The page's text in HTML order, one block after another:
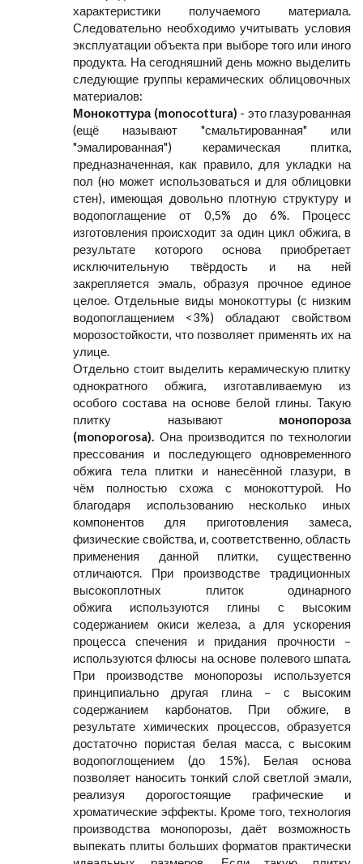
характеристики получаемого материала.
Следовательно необходимо учитывать условия
эксплуатации объекта при выборе того или иного
продукта. На сегодняшний день можно выделить
следующие группы керамических облицовочных
материалов:
Монокоттура (monocottura) - это глазурованная
(ещё называют "смальтированная" или
"эмалированная") керамическая плитка,
предназначенная, как правило, для укладки на
пол (но может использоваться и для облицовки
стен), имеющая довольно плотную структуру и
водопоглащение от 0,5% до 6%. Процесс
изготовления происходит за один цикл обжига, в
результате которого основа приобретает
исключительную твёрдость и на ней
закрепляется эмаль, образуя прочное единое
целое. Отдельные виды монокоттуры (с низким
водопоглащением <3%) обладают свойством
морозостойкости, что позволяет применять их на
улице.
Отдельно стоит выделить керамическую плитку
однократного обжига, изготавливаемую из
особого состава на основе белой глины. Такую
плитку называют монопороза
(monoporosa). Она производится по технологии
прессования и последующего одновременного
обжига тела плитки и нанесённой глазури, в
чём полностью схожа с монокоттурой. Но
благодаря использованию несколько иных
компонентов для приготовления замеса,
физические свойства, и, соответственно, область
применения данной плитки, существенно
отличаются. При производстве традиционных
высокоплотных плиток одинарного
обжига используются глины с высоким
содержанием окиси железа, а для ускорения
процесса спечения и придания прочности –
используются флюсы на основе полевого шпата.
При производстве монопорозы используется
принципиально другая глина – с высоким
содержанием карбонатов. При обжиге, в
результате химических процессов, образуется
достаточно пористая белая масса, с высоким
водопоглощением (до 15%). Белая основа
позволяет наносить тонкий слой светлой эмали,
реализуя дорогостоящие графические и
хроматические эффекты. Кроме того, технология
производства монопорозы, даёт возможность
выпекать плиты больших форматов практически